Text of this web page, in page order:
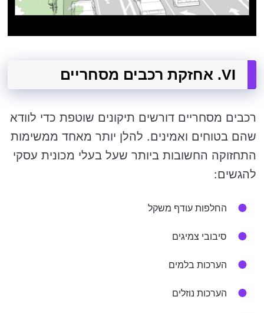
VI. אחזקת רכבים מסחריים
רכבים מסחריים דורשים תיקונים שוטפת כדי לוודא
שהם בטוחים ואמינים. להלן יותר מאחד ממשימות
התחזוקה החשובות ביותר שעל בעלי מכונית עסקי
להגשים:
החלפות עודף משקל
סיבובי צמיגים
הערכות בלמים
הערכות נוזלים